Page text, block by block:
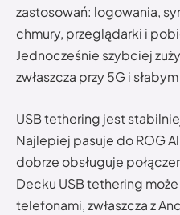
zastosowań: logowania,
chmury, przeglądarki i
Jednocześnie szybciej
zwłaszcza przy 5G i
USB tethering jest
Najlepiej pasuje do ROG
dobrze obsługuje
Decku USB tethering
telefonami, zwłaszcza z